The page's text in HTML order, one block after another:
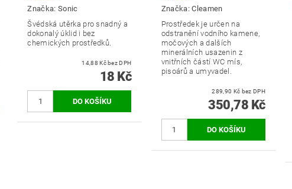
Značka: Sonic
Švédská utěrka pro snadný a
dokonalý úklid i bez
chemických prostředků.
14,88 Kč bez DPH
18 Kč
Značka:Cleamen
Prostředek je určen na
odstranění vodního kamene,
močových a dalších
minerálních usazenin z
vnitřních částí WC mís,
pisoárů a umyvadel.
289,90 Kč bez DPH
350,78 Kč